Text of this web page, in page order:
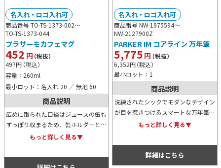
商品番号 TO-TS-1373-002～
TO-TS-1373-044
プラサーモカフェマグ
452 円（税抜）
497円（税込）
容量：260ml
最小ロット：名入れ 20 ／ 無地 60
名入れ・ロゴ入れ可
商品説明
広めに取られた口径はジュースの缶も
すっぽり収まるため、缶ホルダーとし
ても利用できるマグカップです。断熱
富なカラー展開もポイントです。
もっと詳しく見る▼
商品番号 NW-1975594～
NW-2127900Z
PARKER IM コアライン 万年筆
5,775円（税抜）
6,352円（税込）
最小ロット：1
名入れ・ロゴ入れ可
商品説明
洗練されたシックでモダンなデザイン
が目を惹きつけるスマートな万年筆。
カラーは3色展開。オリジナル名入れ
としてもおすすめ。
もっと詳しく見る▼
詳細はこちら